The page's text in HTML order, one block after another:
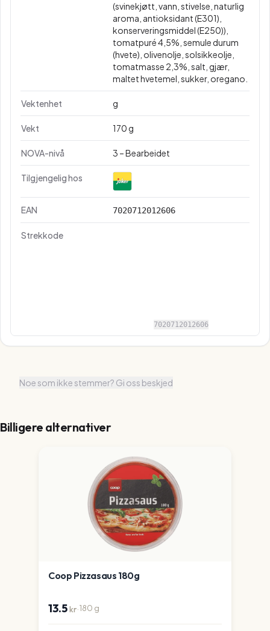
(svinekjøtt, vann, stivelse, naturlig
aroma, antioksidant (E301),
konserveringsmiddel (E250)),
tomatpuré 4,5%, semule durum
(hvete), olivenolje, solsikkeolje,
tomatmasse 2,3%, salt, gjær,
maltet hvetemel, sukker, oregano.
Vektenhet g
Vekt 170 g
NOVA-nivå 3 – Bearbeidet
Tilgjengelig hos
EAN 7020712012606
Strekkode
7020712012606
Noe som ikke stemmer? Gi oss beskjed
Billigere alternativer
Coop Pizzasaus 180g
13.5kr·180 g